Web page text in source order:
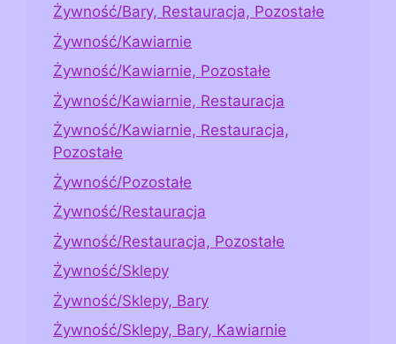
Żywność/Bary, Restauracja, Pozostałe
Żywność/Kawiarnie
Żywność/Kawiarnie, Pozostałe
Żywność/Kawiarnie, Restauracja
Żywność/Kawiarnie, Restauracja,
Pozostałe
Żywność/Pozostałe
Żywność/Restauracja
Żywność/Restauracja, Pozostałe
Żywność/Sklepy
Żywność/Sklepy, Bary
Żywność/Sklepy, Bary, Kawiarnie